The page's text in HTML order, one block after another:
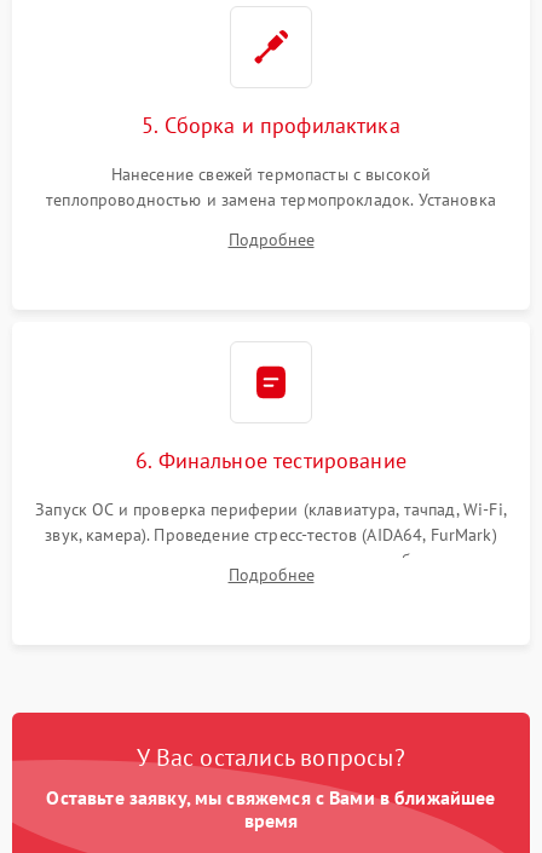
5. Сборка и профилактика
Нанесение свежей термопасты с высокой
теплопроводностью и замена термопрокладок. Установка
шлейфов, модулей памяти и накопителей. Предварительная
Подробнее
6. Финальное тестирование
Запуск ОС и проверка периферии (клавиатура, тачпад, Wi-Fi,
звук, камера). Проведение стресс-тестов (AIDA64, FurMark)
для контроля температурного режима и стабильности
системы под пиковой нагрузкой.
Подробнее
У Вас остались вопросы?
Оставьте заявку, мы свяжемся с Вами в ближайшее
время